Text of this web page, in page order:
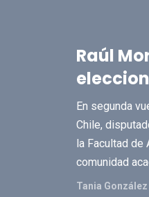
Raúl
En segunda
Chile,
la Facultad de
comunidad
Tania González